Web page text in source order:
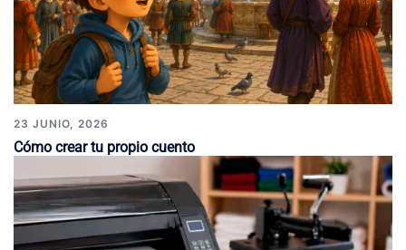
23 JUNIO, 2026
Cómo crear tu propio cuento